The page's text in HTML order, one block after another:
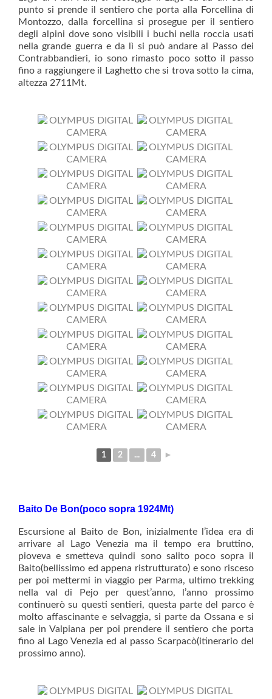
punto si prende il sentiero che porta alla Forcellina di
Montozzo, dalla forcellina si prosegue per il sentiero
degli alpini dove sono visibili i buchi nella roccia usati
nella grande guerra e da lì si può andare al Passo dei
Contrabbandieri, io sono rimasto poco sotto il passo
fino a raggiungere il Laghetto che si trova sotto la cima,
altezza 2711Mt.
1 2 ... 4 ►
Baito De Bon(poco sopra 1924Mt)
Escursione al Baito de Bon, inizialmente l’idea era di
arrivare al Lago Venezia ma il tempo era bruttino,
pioveva e smetteva quindi sono salito poco sopra il
Baito(bellissimo ed appena ristrutturato) e sono risceso
per poi mettermi in viaggio per Parma, ultimo trekking
nella val di Pejo per quest’anno, l’anno prossimo
continuerò su questi sentieri, questa parte del parco è
molto affascinante e selvaggia, si parte da Ossana e si
sale in Valpiana per poi prendere il sentiero che porta
fino al Lago Venezia ed al passo Scarpacò(itinerario del
prossimo anno).